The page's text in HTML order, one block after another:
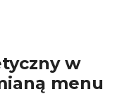
w
menu